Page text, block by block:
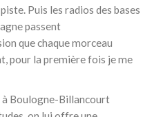
Puis les radios des bases
passent
que chaque morceau
pour la première fois je me
à Boulogne-Billancourt